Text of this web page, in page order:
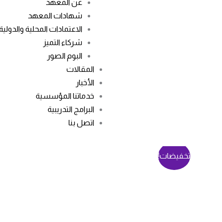
عن المعهد
شهادات المعهد
الاعتمادات المحلية
شركاء التميز
البوم الصور
المقالات
الأخبار
خدماتنا المؤسسية
البرامج التدريبية
اتصل بنا
تخفيضات!